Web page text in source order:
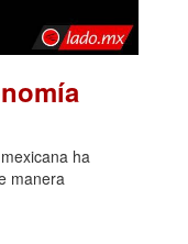
ha
manera